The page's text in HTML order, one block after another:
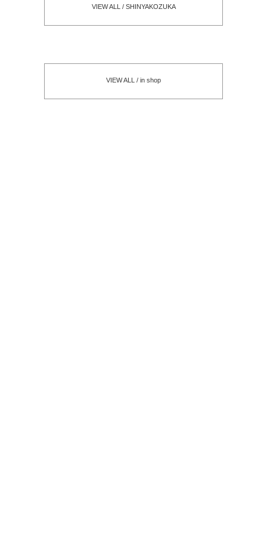
VIEW ALL / SHINYAKOZUKA
VIEW ALL / in shop